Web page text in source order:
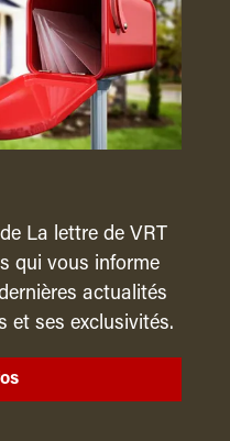
La lettre de VRT
qui vous informe
actualités
et ses exclusivités.